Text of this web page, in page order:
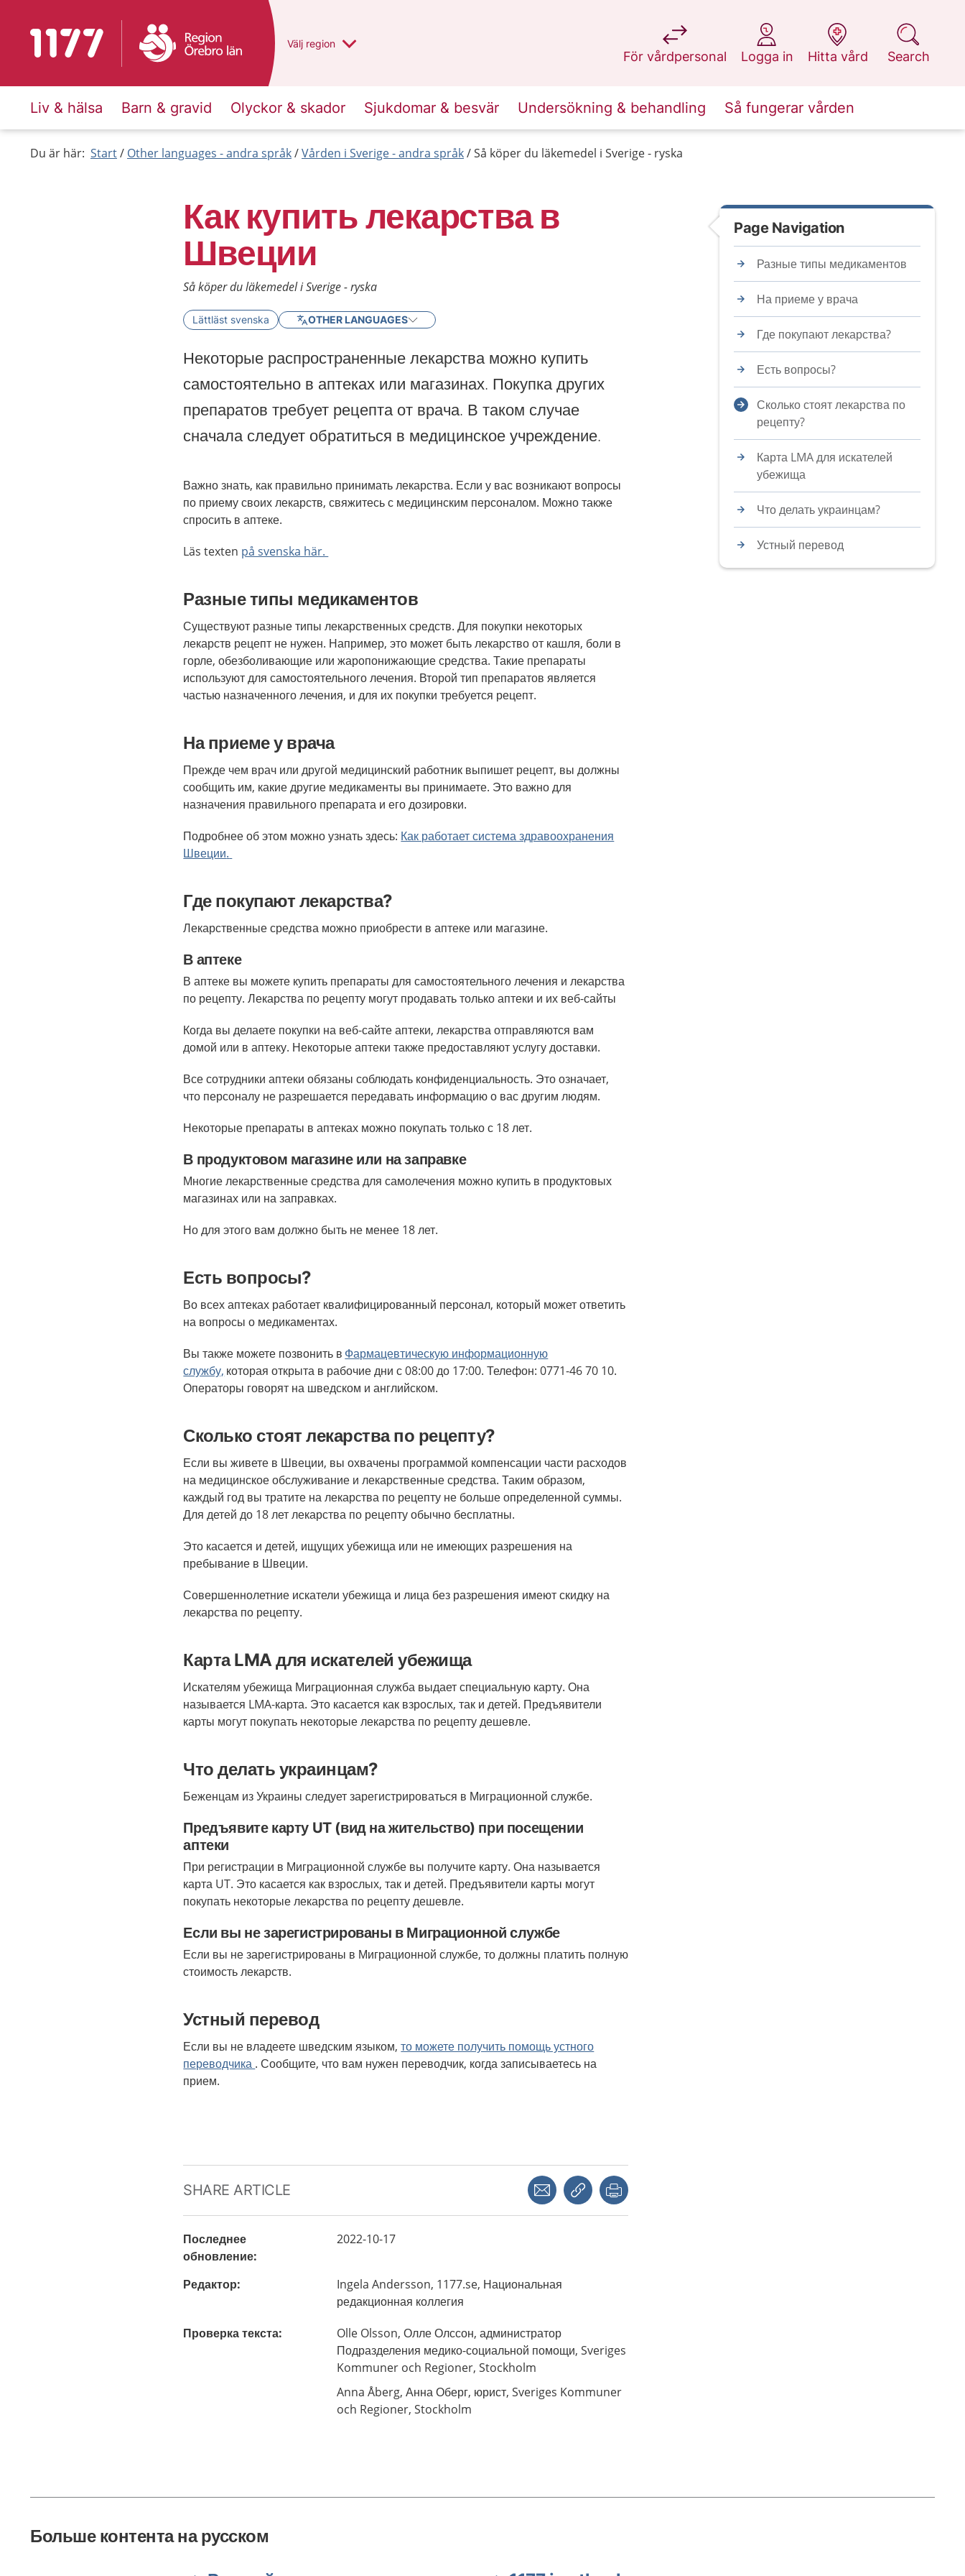
To start page for 1177 Du har valt region
Välj en annan
region
För vårdpersonal
at 1177.se
Logga in
at 1177.se
Hitta vård
at 1177.se
Search
at 1177.se
Liv & hälsa Barn & gravid Olyckor & skador Sjukdomar & besvär Undersökning & behandling Så fungerar vården
Du är här: Start Other languages - andra språk Vården i Sverige - andra språk Så köper du läkemedel i Sverige - ryska
Как купить лекарства в
Швеции
Så köper du läkemedel i Sverige - ryska
Lättläst svenska OTHER LANGUAGES
Некоторые распространенные лекарства можно купить
самостоятельно в аптеках или магазинах. Покупка других
препаратов требует рецепта от врача. В таком случае
сначала следует обратиться в медицинское учреждение.
Важно знать, как правильно принимать лекарства. Если у вас возникают вопросы
по приему своих лекарств, свяжитесь с медицинским персоналом. Можно также
спросить в аптеке.
Läs texten på svenska här.
Разные типы медикаментов
Существуют разные типы лекарственных средств. Для покупки некоторых
лекарств рецепт не нужен. Например, это может быть лекарство от кашля, боли в
горле, обезболивающие или жаропонижающие средства. Такие препараты
используют для самостоятельного лечения. Второй тип препаратов является
частью назначенного лечения, и для их покупки требуется рецепт.
На приеме у врача
Прежде чем врач или другой медицинский работник выпишет рецепт, вы должны
сообщить им, какие другие медикаменты вы принимаете. Это важно для
назначения правильного препарата и его дозировки.
Подробнее об этом можно узнать здесь: Как работает система здравоохранения
Швеции.
Где покупают лекарства?
Лекарственные средства можно приобрести в аптеке или магазине.
В аптеке
В аптеке вы можете купить препараты для самостоятельного лечения и лекарства
по рецепту.Лекарства по рецепту могут продавать только аптеки и их веб-сайты
Когда вы делаете покупки на веб-сайте аптеки, лекарства отправляются вам
домой или в аптеку. Некоторые аптеки также предоставляют услугу доставки.
Все сотрудники аптеки обязаны соблюдать конфиденциальность. Это означает,
что персоналу не разрешается передавать информацию о вас другим людям.
Некоторые препараты в аптеках можно покупать только с 18 лет.
В продуктовом магазине или на заправке
Многие лекарственные средства для самолечения можно купить в продуктовых
магазинах или на заправках.
Но для этого вам должно быть не менее 18 лет.
Есть вопросы?
Во всех аптеках работает квалифицированный персонал, который может ответить
на вопросы о медикаментах.
Вы также можете позвонить в Фармацевтическую информационную
службу, которая открыта в рабочие дни с 08:00 до 17:00. Телефон: 0771-46 70 10.
Операторы говорят на шведском и английском.
Сколько стоят лекарства по рецепту?
Если вы живете в Швеции, вы охвачены программой компенсации части расходов
на медицинское обслуживание и лекарственные средства. Таким образом,
каждый год вы тратите на лекарства по рецепту не больше определенной суммы.
Для детей до 18 лет лекарства по рецепту обычно бесплатны.
Это касается и детей, ищущих убежища или не имеющих разрешения на
пребывание в Швеции.
Совершеннолетние искатели убежища и лица без разрешения имеют скидку на
лекарства по рецепту.
Карта LMA для искателей убежища
Искателям убежища Миграционная служба выдает специальную карту. Она
называется LMA-карта. Это касается как взрослых, так и детей. Предъявители
карты могут покупать некоторые лекарства по рецепту дешевле.
Что делать украинцам?
Беженцам из Украины следует зарегистрироваться в Миграционной службе.
Предъявите карту UT (вид на жительство) при посещении
аптеки
При регистрации в Миграционной службе вы получите карту. Она называется
карта UT. Это касается как взрослых, так и детей. Предъявители карты могут
покупать некоторые лекарства по рецепту дешевле.
Если вы не зарегистрированы в Миграционной службе
Если вы не зарегистрированы в Миграционной службе, то должны платить полную
стоимость лекарств.
Устный перевод
Если вы не владеете шведским языком,то можете получить помощь устного
переводчика . Сообщите, что вам нужен переводчик, когда записываетесь на
прием.
SHARE ARTICLE Share with a friend
Copy link
Последнее
обновление:
2022-10-17
Редактор: Ingela Andersson, 1177.se, Национальная
редакционная коллегия
Проверка текста: Olle Olsson, Олле Олссон, администратор
Подразделения медико-социальной помощи, Sveriges
Kommuner och Regioner, Stockholm
Anna Åberg, Анна Оберг, юрист, Sveriges Kommuner
och Regioner, Stockholm
Page Navigation
Разные типы медикаментов
На приеме у врача
Где покупают лекарства?
Есть вопросы?
Сколько стоят лекарства по
рецепту?
Карта LMA для искателей
убежища
Что делать украинцам?
Устный перевод
Больше контента на русском